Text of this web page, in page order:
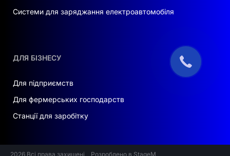
Системи для заряджання електроавтомобіля
ДЛЯ БІЗНЕСУ
Для підприємств
Для фермерських господарств
Станції для заробітку
2026 Всі права захищені Розроблено в StageM